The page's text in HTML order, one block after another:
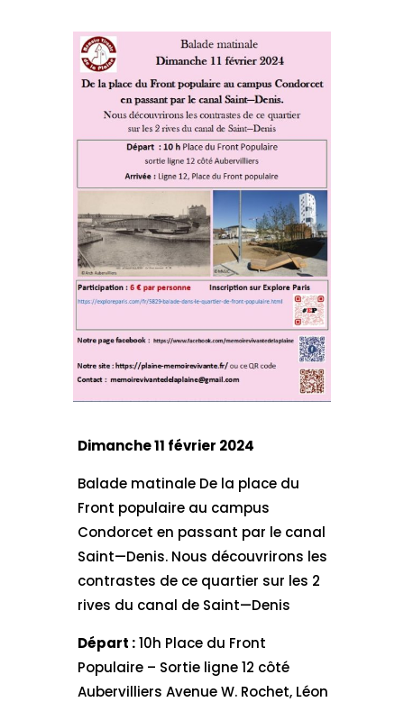
Dimanche 11 février 2024
Balade matinale De la place du
Front populaire au campus
Condorcet en passant par le canal
Saint—Denis. Nous découvrirons les
contrastes de ce quartier sur les 2
rives du canal de Saint—Denis
Départ :10h Place du Front
Populaire – Sortie ligne 12 côté
Aubervilliers Avenue W. Rochet, Léon